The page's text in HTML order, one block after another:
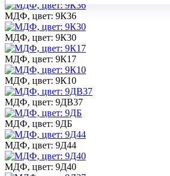
МДФ, цвет: 9К36
МДФ, цвет: 9К30
МДФ, цвет: 9К17
МДФ, цвет: 9К10
МДФ, цвет: 9ДВ37
МДФ, цвет: 9ДБ
МДФ, цвет: 9Д44
МДФ, цвет: 9Д40
использования систем аналитики
Яндекс.Метрика), в соответствии с
обработки персональных данных.
Если вы не хотите, чтобы ваши
настройте ограничения в браузере